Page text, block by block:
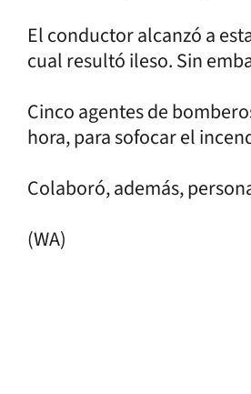
El conductor alcanzó a
cual resultó ileso. Sin
Cinco agentes de
hora, para sofocar el
Colaboró, además,
(WA)